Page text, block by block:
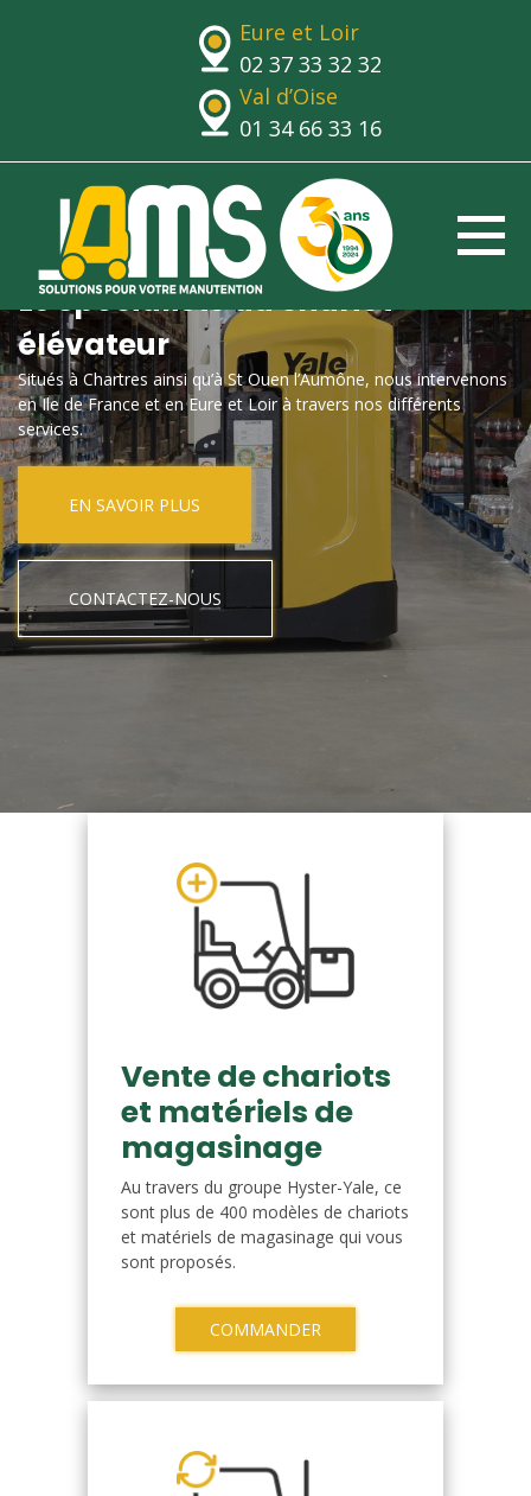
Eure et Loir
02 37 33 32 32
Val d’Oise
01 34 66 33 16
Le spécialiste du chariot
élévateur
Situés à Chartres ainsi qu’à St Ouen l’Aumône, nous intervenons
en Ile de France et en Eure et Loir à travers nos différents
services.
EN SAVOIR PLUS
CONTACTEZ-NOUS
Vente de chariots
et matériels de
magasinage
Au travers du groupe Hyster-Yale, ce
sont plus de 400 modèles de chariots
et matériels de magasinage qui vous
sont proposés.
COMMANDER